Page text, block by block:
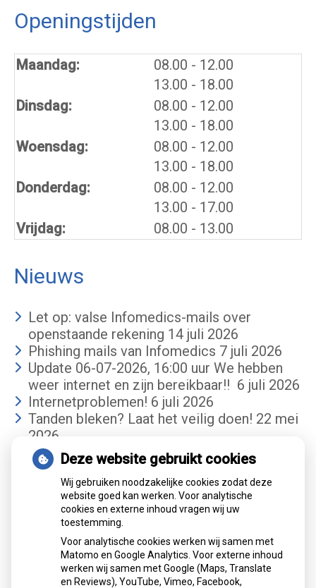
Openingstijden
Maandag: 08.00 tot
- 12.00
13.00 tot
- 18.00
Dinsdag:
08.00 tot
- 12.00
13.00 tot
- 18.00
Woensdag:
08.00 tot
- 12.00
13.00 tot
- 18.00
Donderdag:
08.00 tot
- 12.00
13.00 tot
- 17.00
Vrijdag:
08.00 - 13.00
Nieuws
Let op: valse Infomedics-mails over
openstaande rekening 14 juli 2026
Phishing mails van Infomedics 7 juli 2026
Update 06-07-2026, 16:00 uur We hebben
weer internet en zijn bereikbaar!! 6 juli 2026
Internetproblemen! 6 juli 2026
Tanden bleken? Laat het veilig doen! 22 mei
2026
Gemiddelde cijfer
Mondzorgcentrumis gewaardeerd op
Deze website gebruikt cookies
Wij gebruiken noodzakelijke cookies zodat deze
website goed kan werken. Voor analytische
cookies en externe inhoud vragen wij uw
toestemming.
Voor analytische cookies werken wij samen met
Matomo en Google Analytics. Voor externe inhoud
werken wij samen met Google (Maps, Translate
en Reviews), YouTube, Vimeo, Facebook,